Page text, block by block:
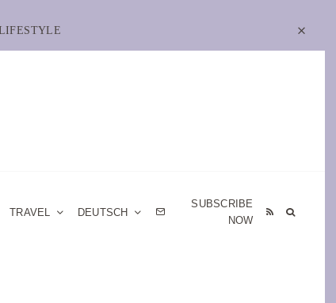
TRAVEL DEUTSCH
SUBSCRIBE
NOW